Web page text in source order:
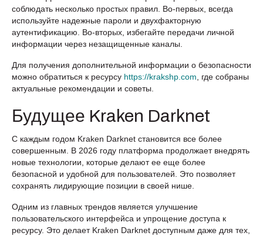
соблюдать несколько простых правил. Во-первых, всегда
используйте надежные пароли и двухфакторную
аутентификацию. Во-вторых, избегайте передачи личной
информации через незащищенные каналы.
Для получения дополнительной информации о безопасности
можно обратиться к ресурсу https://krakshp.com , где собраны
актуальные рекомендации и советы.
Будущее Kraken Darknet
С каждым годом Kraken Darknet становится все более
совершенным. В 2026 году платформа продолжает внедрять
новые технологии, которые делают ее еще более
безопасной и удобной для пользователей. Это позволяет
сохранять лидирующие позиции в своей нише.
Одним из главных трендов является улучшение
пользовательского интерфейса и упрощение доступа к
ресурсу. Это делает Kraken Darknet доступным даже для тех,